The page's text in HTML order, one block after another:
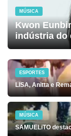
MÚSICA
Kwon
indústria do
ESPORTES
LISA, Anitta e
MÚSICA
SAMUELiTO